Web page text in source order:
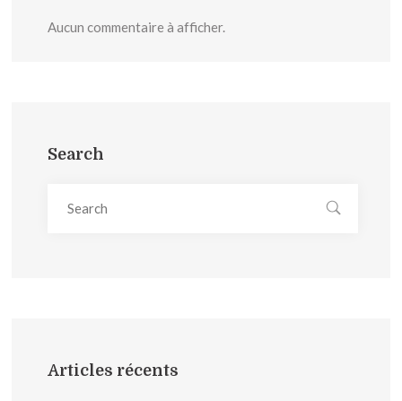
Aucun commentaire à afficher.
Search
Articles récents